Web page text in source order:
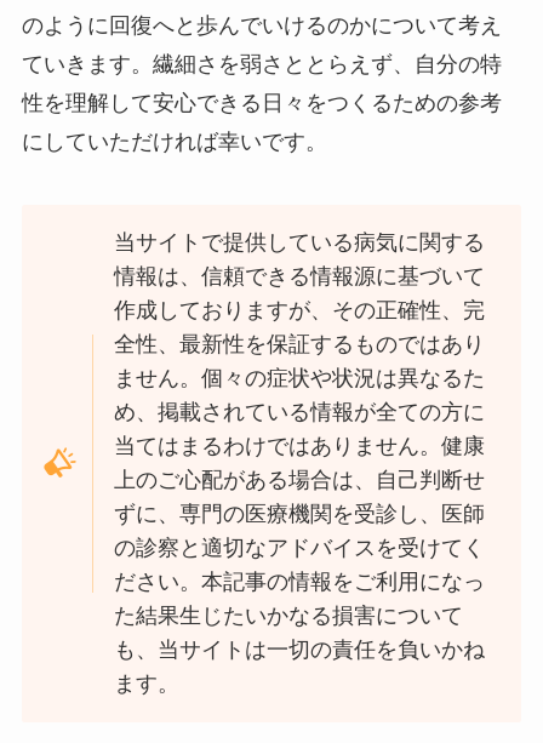
のように回復へと歩んでいけるのかについて考え
ていきます。繊細さを弱さととらえず、自分の特
性を理解して安心できる日々をつくるための参考
にしていただければ幸いです。
当サイトで提供している病気に関する
情報は、信頼できる情報源に基づいて
作成しておりますが、その正確性、完
全性、最新性を保証するものではあり
ません。個々の症状や状況は異なるた
め、掲載されている情報が全ての方に
当てはまるわけではありません。健康
上のご心配がある場合は、自己判断せ
ずに、専門の医療機関を受診し、医師
の診察と適切なアドバイスを受けてく
ださい。本記事の情報をご利用になっ
た結果生じたいかなる損害について
も、当サイトは一切の責任を負いかね
ます。